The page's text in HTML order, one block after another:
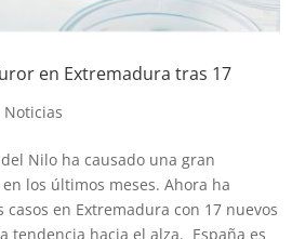
en Extremadura tras 17
Noticias
Nilo ha causado una gran
los últimos meses. Ahora ha
en Extremadura con 17 nuevos
tendencia hacia el alza. España es